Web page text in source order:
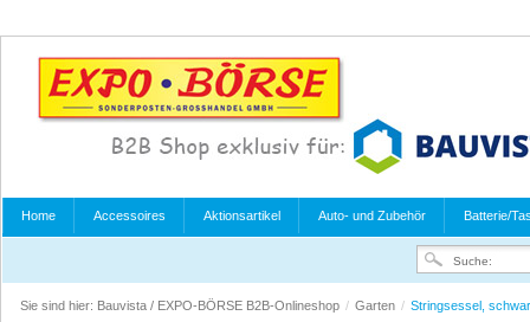
Home Accessoires Aktionsartikel Auto- und Zubehör Batterie/
Sie sind hier: Bauvista / EXPO-BÖRSE B2B-Onlineshop / Garten / Stringsessel,